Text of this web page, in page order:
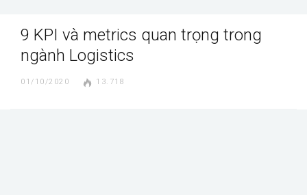
9 KPI và metrics quan trọng trong
ngành Logistics
01/10/2020 13.718